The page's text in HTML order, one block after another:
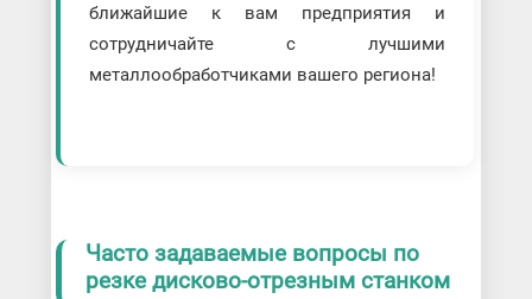
ближайшие к вам предприятия и
сотрудничайте с лучшими
металлообработчиками вашего региона!
Часто задаваемые вопросы по
резке дисково-отрезным станком